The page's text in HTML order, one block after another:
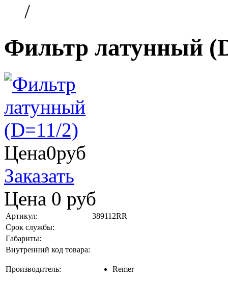
/
Фильтр латунный
Цена0руб
Заказать
Цена 0 руб
Артикул:
389112RR
Срок службы:
Габариты:
Внутренний код товара:
Производитель: Remer